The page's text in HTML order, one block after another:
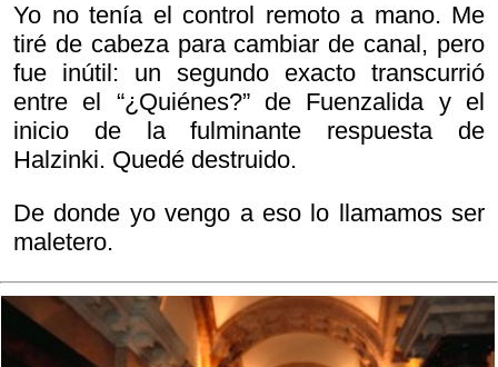
Yo no tenía el control remoto a mano. Me
tiré de cabeza para cambiar de canal, pero
fue inútil: un segundo exacto transcurrió
entre el “¿Quiénes?” de Fuenzalida y el
inicio de la fulminante respuesta de
Halzinki. Quedé destruido.
De donde yo vengo a eso lo llamamos ser
maletero.